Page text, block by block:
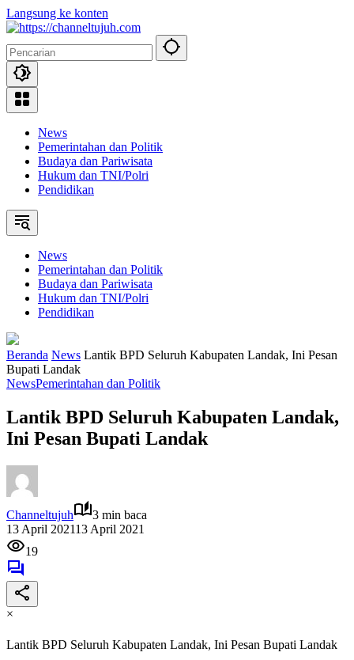
Langsung ke konten
News
Pemerintahan dan Politik
Budaya dan Pariwisata
Hukum dan TNI/Polri
Pendidikan
News
Pemerintahan dan Politik
Budaya dan Pariwisata
Hukum dan TNI/Polri
Pendidikan
Beranda News Lantik BPD Seluruh Kabupaten Landak, Ini Pesan
Bupati Landak
NewsPemerintahan dan Politik
Lantik BPD Seluruh Kabupaten Landak,
Ini Pesan Bupati Landak
Channeltujuh
3 min baca
13 April 202113 April 2021
19
×
Lantik BPD Seluruh Kabupaten Landak, Ini Pesan Bupati Landak